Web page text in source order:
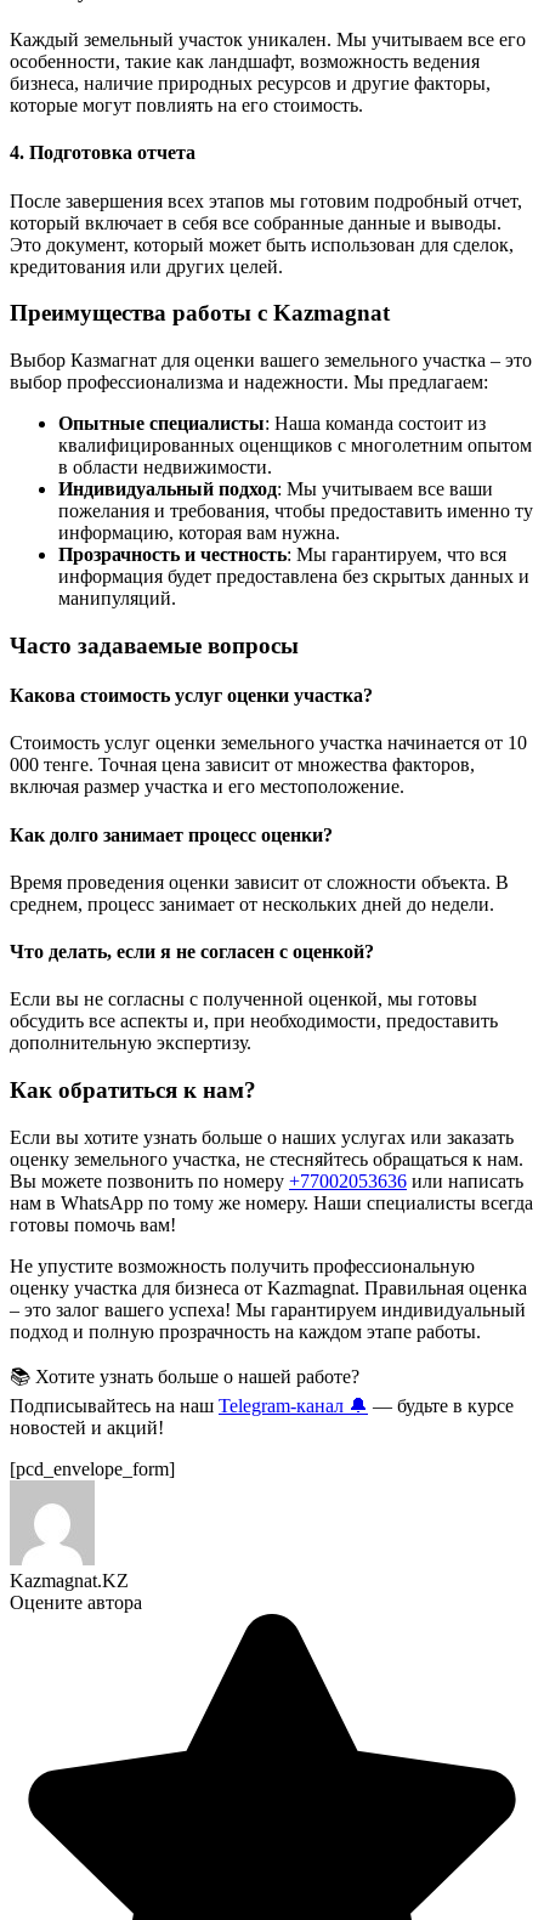
Каждый земельный участок уникален. Мы учитываем все его
особенности, такие как ландшафт, возможность ведения
бизнеса, наличие природных ресурсов и другие факторы,
которые могут повлиять на его стоимость.
4. Подготовка отчета
После завершения всех этапов мы готовим подробный отчет,
который включает в себя все собранные данные и выводы.
Это документ, который может быть использован для сделок,
кредитования или других целей.
Преимущества работы с Kazmagnat
Выбор Казмагнат для оценки вашего земельного участка – это
выбор профессионализма и надежности. Мы предлагаем:
Опытные специалисты: Наша команда состоит из
квалифицированных оценщиков с многолетним опытом
в области недвижимости.
Индивидуальный подход: Мы учитываем все ваши
пожелания и требования, чтобы предоставить именно ту
информацию, которая вам нужна.
Прозрачность и честность: Мы гарантируем, что вся
информация будет предоставлена без скрытых данных и
манипуляций.
Часто задаваемые вопросы
Какова стоимость услуг оценки участка?
Стоимость услуг оценки земельного участка начинается от 10
000 тенге. Точная цена зависит от множества факторов,
включая размер участка и его местоположение.
Как долго занимает процесс оценки?
Время проведения оценки зависит от сложности объекта. В
среднем, процесс занимает от нескольких дней до недели.
Что делать, если я не согласен с оценкой?
Если вы не согласны с полученной оценкой, мы готовы
обсудить все аспекты и, при необходимости, предоставить
дополнительную экспертизу.
Как обратиться к нам?
Если вы хотите узнать больше о наших услугах или заказать
оценку земельного участка, не стесняйтесь обращаться к нам.
Вы можете позвонить по номеру +77002053636 или написать
нам в WhatsApp по тому же номеру. Наши специалисты всегда
готовы помочь вам!
Не упустите возможность получить профессиональную
оценку участка для бизнеса от Kazmagnat. Правильная оценка
– это залог вашего успеха! Мы гарантируем индивидуальный
подход и полную прозрачность на каждом этапе работы.
📚 Хотите узнать больше о нашей работе?
Подписывайтесь на наш Telegram-канал 🔔 — будьте в курсе
новостей и акций!
[pcd_envelope_form]
Kazmagnat.KZ
Оцените автора